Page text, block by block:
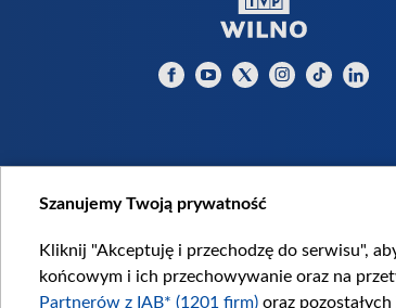
Szanujemy Twoją prywatność
Kliknij "Akceptuję i przechodzę do serwisu",
końcowym i ich przechowywanie oraz na
Partnerów z IAB* (1201 firm) oraz pozostałych